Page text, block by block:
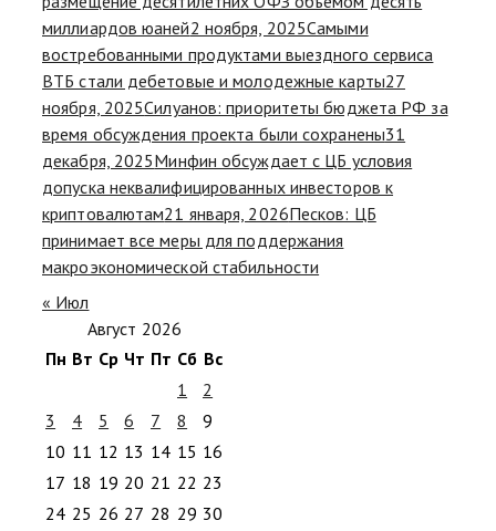
миллиардов юаней2 ноября, 2025Самыми
востребованными продуктами выездного сервиса
ВТБ стали дебетовые и молодежные карты27
ноября, 2025Силуанов: приоритеты бюджета РФ за
время обсуждения проекта были сохранены31
декабря, 2025Минфин обсуждает с ЦБ условия
допуска неквалифицированных инвесторов к
криптовалютам21 января, 2026Песков: ЦБ
принимает все меры для поддержания
макроэкономической стабильности
« Июл
Август 2026
Пн Вт Ср Чт Пт Сб Вс
1
2
3
4 5 6 7 8
9
10 11 12 13 14 15 16
17 18 19 20 21 22 23
24 25 26 27 28 29 30